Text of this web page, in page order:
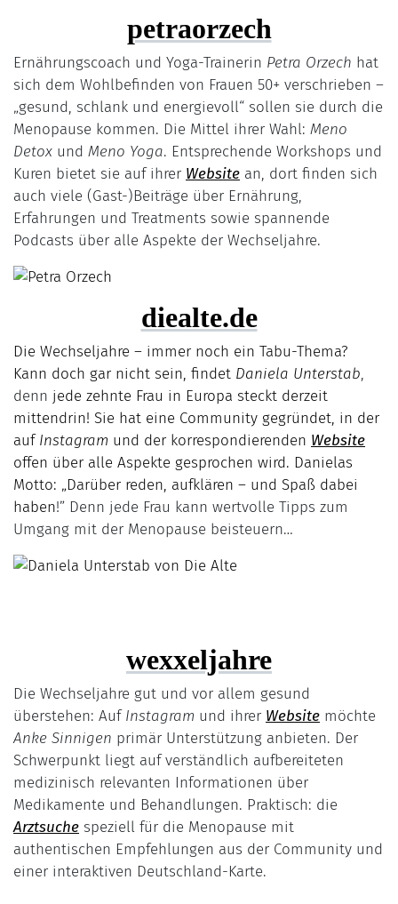
petraorzech
Ernährungscoach und Yoga-Trainerin Petra Orzech hat
sich dem Wohlbefinden von Frauen 50+ verschrieben –
„gesund, schlank und energievoll“ sollen sie durch die
Menopause kommen. Die Mittel ihrer Wahl: Meno
Detox und Meno Yoga. Entsprechende Workshops und
Kuren bietet sie auf ihrer Website an, dort finden sich
auch viele (Gast-)Beiträge über Ernährung,
Erfahrungen und Treatments sowie spannende
Podcasts über alle Aspekte der Wechseljahre.
diealte.de
Die Wechseljahre – immer noch ein Tabu-Thema?
Kann doch gar nicht sein, findet Daniela Unterstab,
denn jede zehnte Frau in Europa steckt derzeit
mittendrin! Sie hat eine Community gegründet, in der
aufInstagram und der korrespondierenden Website
offen über alle Aspekte gesprochen wird. Danielas
Motto: „Darüber reden, aufklären – und Spaß dabei
haben!” Denn jede Frau kann wertvolle Tipps zum
Umgang mit der Menopause beisteuern…
wexxeljahre
Die Wechseljahre gut und vor allem gesund
überstehen: AufInstagram und ihrer Website möchte
Anke Sinnigen primär Unterstützung anbieten. Der
Schwerpunkt liegt auf verständlich aufbereiteten
medizinisch relevanten Informationen über
Medikamente und Behandlungen. Praktisch: die
Arztsuche speziell für die Menopause mit
authentischen Empfehlungen aus der Community und
einer interaktiven Deutschland-Karte.